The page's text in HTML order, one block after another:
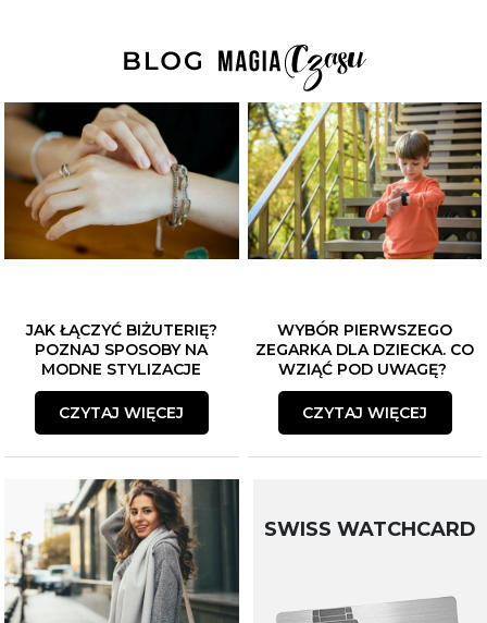
JAK ŁĄCZYĆ BIŻUTERIĘ?
POZNAJ SPOSOBY NA
MODNE STYLIZACJE
CZYTAJ WIĘCEJ
WYBÓR PIERWSZEGO
ZEGARKA DLA DZIECKA. CO
WZIĄĆ POD UWAGĘ?
CZYTAJ WIĘCEJ
SWISS WATCHCARD